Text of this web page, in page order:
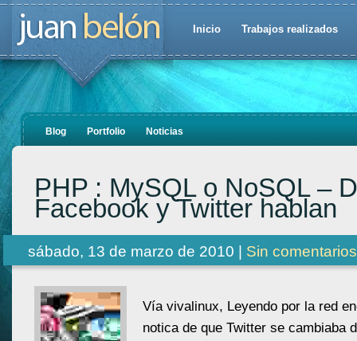
Inicio Trabajos realizados
Blog Portfolio Noticias
PHP : MySQL o NoSQL –
Facebook y Twitter hablan
sábado, 13 de marzo de 2010 | Sin comentarios
Vía vivalinux, Leyendo por la red
notica de que Twitter se cambiaba